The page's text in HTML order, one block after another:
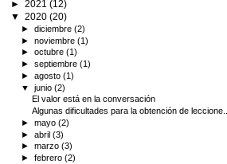
► 2021 (12)
▼ 2020 (20)
►diciembre(2)
►noviembre(1)
►octubre(1)
►septiembre(1)
►agosto(1)
▼junio(2)
El valor está en la conversación
Algunas dificultades para la obtención de leccione...
►mayo(2)
►abril(3)
►marzo(3)
►febrero(2)